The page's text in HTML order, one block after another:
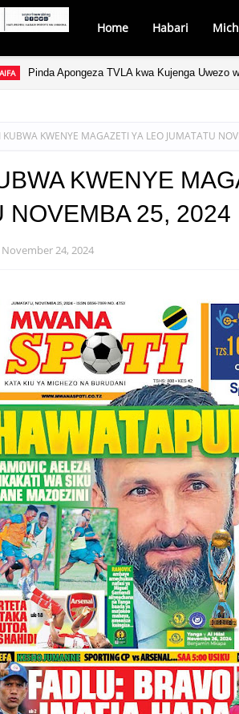
Home Habari
Pinda Apongeza TVLA kwa Kujenga Uwezo
KUBWA KWENYE MAGAZETI YA LEO JUMATATU
KWENYE
NOVEMBA 25, 2024
November 24, 2024